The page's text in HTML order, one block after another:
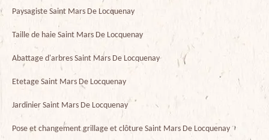
Paysagiste Saint Mars De Locquenay
Taille de haie Saint Mars De Locquenay
Abattage d'arbres Saint Mars De Locquenay
Etetage Saint Mars De Locquenay
Jardinier Saint Mars De Locquenay
Pose et changement grillage et clôture Saint Mars De Locquenay